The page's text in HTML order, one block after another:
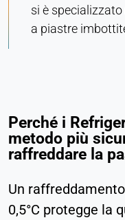
si è
a piastre
Perché i
metodo più
raffreddare la
Un
0,5°C protegge la
Purpose:
Monitoraggio
Name:
_li_id.#,
Provider: